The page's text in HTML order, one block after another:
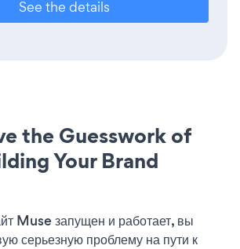
See the details
the Guesswork of
Your Brand
Muse запущен и работает, вы
серьезную проблему на пути к